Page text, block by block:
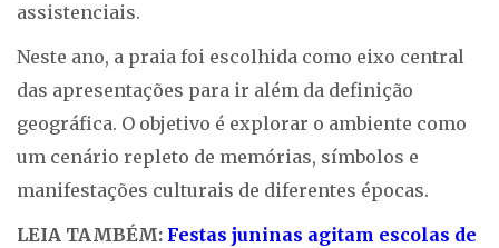
assistenciais.
Neste ano, a praia foi escolhida como eixo central
das apresentações para ir além da definição
geográfica. O objetivo é explorar o ambiente como
um cenário repleto de memórias, símbolos e
manifestações culturais de diferentes épocas.
LEIA TAMBÉM: Festas juninas agitam escolas de